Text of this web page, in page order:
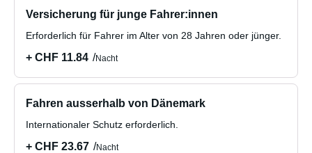
Versicherung für junge Fahrer:innen
Erforderlich für Fahrer im Alter von 28 Jahren oder jünger.
+ CHF 11.84 Nacht
Fahren ausserhalb von Dänemark
Internationaler Schutz erforderlich.
+ CHF 23.67 Nacht